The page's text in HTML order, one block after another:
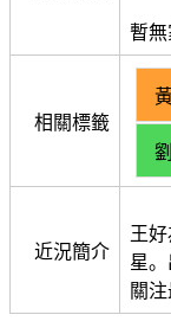
暫無
相關標籤
近況簡介
王
星
關